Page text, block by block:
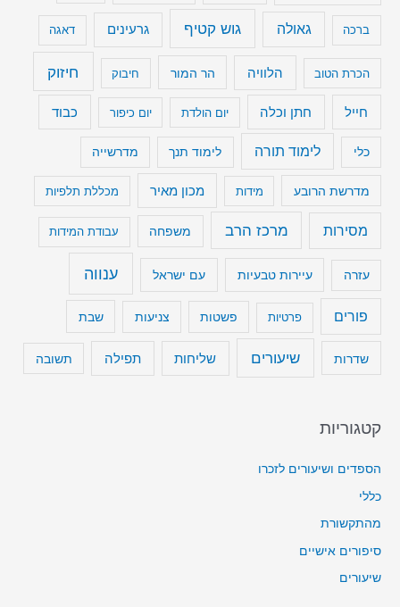
ברכה גאולה גוש קטיף גרעינים דאגה
הכרת הטוב הלוויה הר המור חיבוק חיזוק
חייל חתן וכלה יום הולדת יום כיפור כבוד
כלי לימוד תורה לימוד תנך מדרשייה
מדרשת הרובע מידות מכון מאיר מכללת תלפיות
מסירות מרכז הרב משפחה עבודת המידות
עזרה עיירות טבעיות עם ישראל ענווה
פורים פרטיות פשטות צניעות שבת
שדרות שיעורים שליחות תפילה תשובה
קטגוריות
הספדים ושיעורים לזכרו
כללי
מהתקשורת
סיפורים אישיים
שיעורים